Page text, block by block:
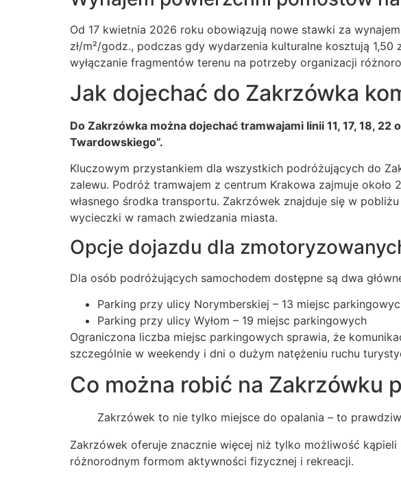
Od 17 kwietnia 2026 roku obowiązują nowe stawki za
zł/m²/godz., podczas gdy wydarzenia kulturalne kosztują
wyłączanie fragmentów terenu na potrzeby organizacji
Jak dojechać do Zakrzówka
Do Zakrzówka można dojechać tramwajami linii 11, 17, 18, 22
Twardowskiego”.
Kluczowym przystankiem dla wszystkich podróżujących do
zalewu. Podróż tramwajem z centrum Krakowa zajmuje
własnego środka transportu. Zakrzówek znajduje się w
wycieczki w ramach zwiedzania miasta.
Opcje dojazdu dla
Dla osób podróżujących samochodem dostępne są dwa
Parking przy ulicy Norymberskiej – 13 miejsc
Parking przy ulicy Wyłom – 19 miejsc parkingowych
Ograniczona liczba miejsc parkingowych sprawia, że
szczególnie w weekendy i dni o dużym natężeniu ruchu
Co można robić na Zakrzówku
Zakrzówek to nie tylko miejsce do opalania – to
Zakrzówek oferuje znacznie więcej niż tylko możliwość
różnorodnym formom aktywności fizycznej i rekreacji.